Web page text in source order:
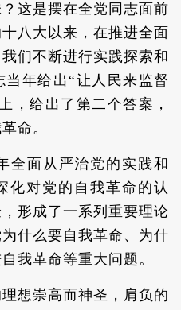
这是摆在全党同志面前
八大以来，在推进全面
们不断进行实践探索和
年给出“让人民来监督
，给出了第二个答案，
命。
全面从严治党的实践和
化对党的自我革命的认
形成了一系列重要理论
什么要自我革命、为什
我革命等重大问题。
想崇高而神圣，肩负的